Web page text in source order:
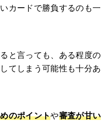
カードで勝負するのも一
と言っても、ある程度の
てしまう可能性も十分あ
のポイントや審査が甘い